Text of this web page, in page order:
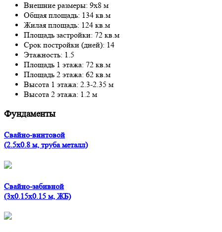
Внешние размеры: 9x8 м
Общая площадь: 134 кв.м
Жилая площадь: 124 кв.м
Площадь застройки: 72 кв.м
Срок постройки (дней): 14
Этажность: 1.5
Площадь 1 этажа: 72 кв.м
Площадь 2 этажа: 62 кв.м
Высота 1 этажа: 2.3-2.35 м
Высота 2 этажа: 1.2 м
Фундаменты
Свайно-винтовой
(2.5x0.8 м, труба металл)
Свайно-забивной
(3x0.15x0.15 м, ЖБ)